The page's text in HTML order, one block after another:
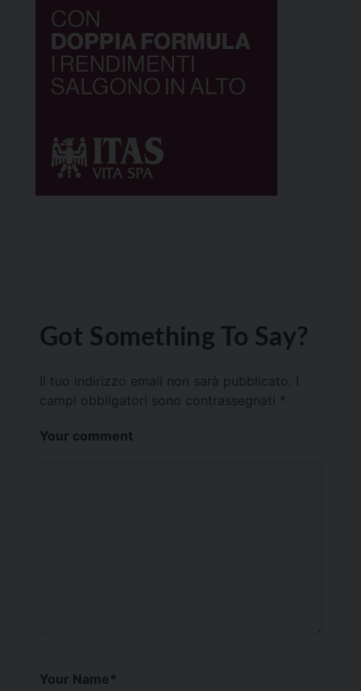
Got Something To Say?
Il tuo indirizzo email non sarà pubblicato.
campi obbligatori sono contrassegnati *
Your comment
Your Name*